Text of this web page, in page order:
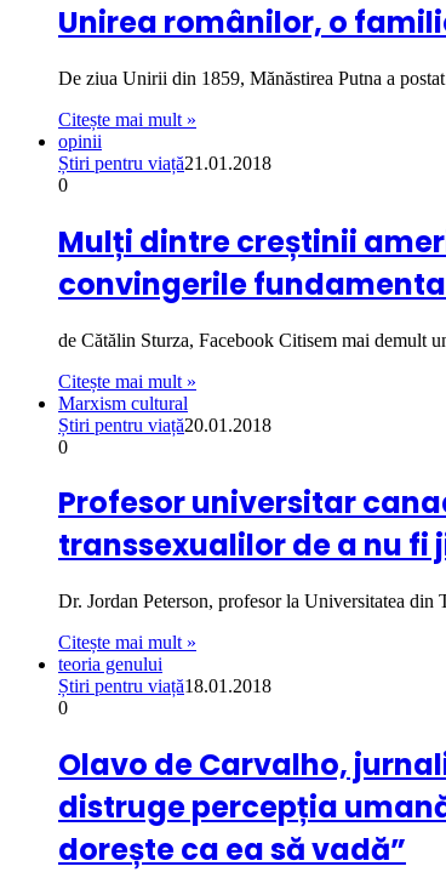
Unirea românilor, o
De ziua Unirii din 1859, Mănăstirea Putna a
Citește mai mult »
opinii
Știri pentru viață21.01.2018
0
Mulți dintre creștinii
convingerile
de Cătălin Sturza, Facebook Citisem mai demult
Citește mai mult »
Marxism cultural
Știri pentru viață20.01.2018
0
Profesor universitar
transsexualilor de a nu fi
Dr. Jordan Peterson, profesor la Universitatea
Citește mai mult »
teoria genului
Știri pentru viață18.01.2018
0
Olavo de Carvalho,
distruge percepția
dorește ca ea să vadă”